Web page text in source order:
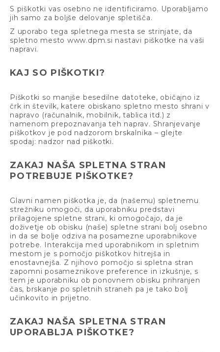
S piškotki vas osebno ne identificiramo. Uporabljamo
jih samo za boljše delovanje spletišča.
Z uporabo tega spletnega mesta se strinjate, da
spletno mesto www.dpm.si nastavi piškotke na vaši
napravi.
KAJ SO PIŠKOTKI?
Piškotki so manjše besedilne datoteke, običajno iz
črk in številk, katere obiskano spletno mesto shrani v
napravo (računalnik, mobilnik, tablica itd.) z
namenom prepoznavanja teh naprav. Shranjevanje
piškotkov je pod nadzorom brskalnika – glejte
spodaj: nadzor nad piškotki.
ZAKAJ NAŠA SPLETNA STRAN
POTREBUJE PIŠKOTKE?
Glavni namen piškotka je, da (našemu) spletnemu
strežniku omogoči, da uporabniku predstavi
prilagojene spletne strani, ki omogočajo, da je
doživetje ob obisku (naše) spletne strani bolj osebno
in da se bolje odziva na posamezne uporabnikove
potrebe. Interakcija med uporabnikom in spletnim
mestom je s pomočjo piškotkov hitrejša in
enostavnejša. Z njihovo pomočjo si spletna stran
zapomni posameznikove preference in izkušnje, s
tem je uporabniku ob ponovnem obisku prihranjen
čas, brskanje po spletnih straneh pa je tako bolj
učinkovito in prijetno.
ZAKAJ NAŠA SPLETNA STRAN
UPORABLJA PIŠKOTKE?